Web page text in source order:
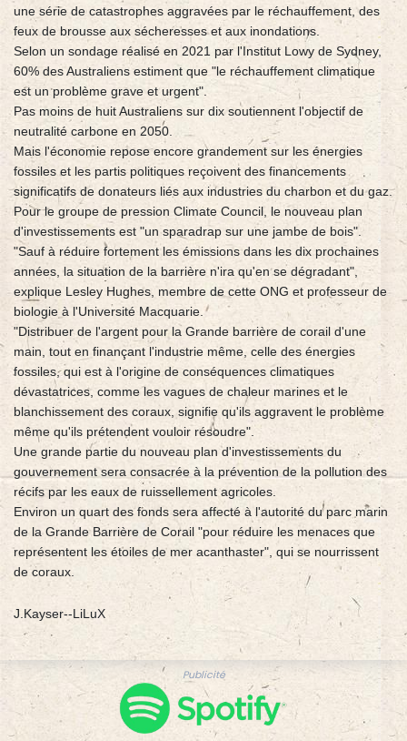
une série de catastrophes aggravées par le réchauffement, des
feux de brousse aux sécheresses et aux inondations.
Selon un sondage réalisé en 2021 par l'Institut Lowy de Sydney,
60% des Australiens estiment que "le réchauffement climatique
est un problème grave et urgent".
Pas moins de huit Australiens sur dix soutiennent l'objectif de
neutralité carbone en 2050.
Mais l'économie repose encore grandement sur les énergies
fossiles et les partis politiques reçoivent des financements
significatifs de donateurs liés aux industries du charbon et du gaz.
Pour le groupe de pression Climate Council, le nouveau plan
d'investissements est "un sparadrap sur une jambe de bois".
"Sauf à réduire fortement les émissions dans les dix prochaines
années, la situation de la barrière n'ira qu'en se dégradant",
explique Lesley Hughes, membre de cette ONG et professeur de
biologie à l'Université Macquarie.
"Distribuer de l'argent pour la Grande barrière de corail d'une
main, tout en finançant l'industrie même, celle des énergies
fossiles, qui est à l'origine de conséquences climatiques
dévastatrices, comme les vagues de chaleur marines et le
blanchissement des coraux, signifie qu'ils aggravent le problème
même qu'ils prétendent vouloir résoudre".
Une grande partie du nouveau plan d'investissements du
gouvernement sera consacrée à la prévention de la pollution des
récifs par les eaux de ruissellement agricoles.
Environ un quart des fonds sera affecté à l'autorité du parc marin
de la Grande Barrière de Corail "pour réduire les menaces que
représentent les étoiles de mer acanthaster", qui se nourrissent
de coraux.
J.Kayser--LiLuX
Publicité